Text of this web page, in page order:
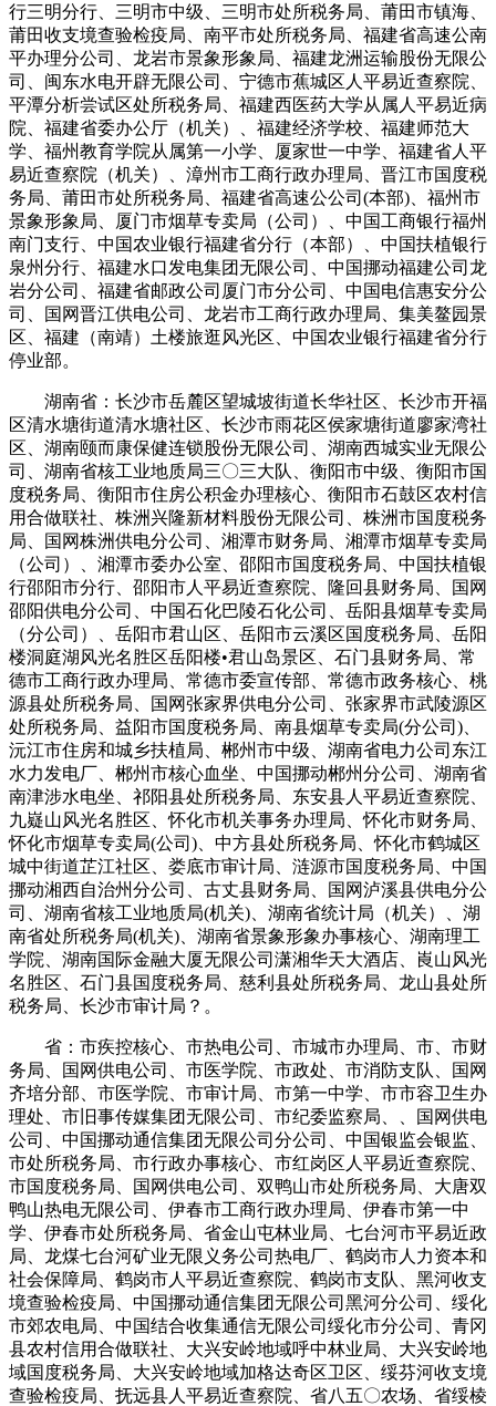
行三明分行、三明市中级、三明市处所税务局、莆田市镇海、
莆田收支境查验检疫局、南平市处所税务局、福建省高速公南
平办理分公司、龙岩市景象形象局、福建龙洲运输股份无限公
司、闽东水电开辟无限公司、宁德市蕉城区人平易近查察院、
平潭分析尝试区处所税务局、福建西医药大学从属人平易近病
院、福建省委办公厅（机关）、福建经济学校、福建师范大
学、福州教育学院从属第一小学、厦家世一中学、福建省人平
易近查察院（机关）、漳州市工商行政办理局、晋江市国度税
务局、莆田市处所税务局、福建省高速公公司(本部)、福州市
景象形象局、厦门市烟草专卖局（公司）、中国工商银行福州
南门支行、中国农业银行福建省分行（本部）、中国扶植银行
泉州分行、福建水口发电集团无限公司、中国挪动福建公司龙
岩分公司、福建省邮政公司厦门市分公司、中国电信惠安分公
司、国网晋江供电公司、龙岩市工商行政办理局、集美鳌园景
区、福建（南靖）土楼旅逛风光区、中国农业银行福建省分行
停业部。
湖南省：长沙市岳麓区望城坡街道长华社区、长沙市开福
区清水塘街道清水塘社区、长沙市雨花区侯家塘街道廖家湾社
区、湖南颐而康保健连锁股份无限公司、湖南西城实业无限公
司、湖南省核工业地质局三〇三大队、衡阳市中级、衡阳市国
度税务局、衡阳市住房公积金办理核心、衡阳市石鼓区农村信
用合做联社、株洲兴隆新材料股份无限公司、株洲市国度税务
局、国网株洲供电分公司、湘潭市财务局、湘潭市烟草专卖局
（公司）、湘潭市委办公室、邵阳市国度税务局、中国扶植银
行邵阳市分行、邵阳市人平易近查察院、隆回县财务局、国网
邵阳供电分公司、中国石化巴陵石化公司、岳阳县烟草专卖局
（分公司）、岳阳市君山区、岳阳市云溪区国度税务局、岳阳
楼洞庭湖风光名胜区岳阳楼•君山岛景区、石门县财务局、常
德市工商行政办理局、常德市委宣传部、常德市政务核心、桃
源县处所税务局、国网张家界供电分公司、张家界市武陵源区
处所税务局、益阳市国度税务局、南县烟草专卖局(分公司)、
沅江市住房和城乡扶植局、郴州市中级、湖南省电力公司东江
水力发电厂、郴州市核心血坐、中国挪动郴州分公司、湖南省
南津涉水电坐、祁阳县处所税务局、东安县人平易近查察院、
九嶷山风光名胜区、怀化市机关事务办理局、怀化市财务局、
怀化市烟草专卖局(公司)、中方县处所税务局、怀化市鹤城区
城中街道芷江社区、娄底市审计局、涟源市国度税务局、中国
挪动湘西自治州分公司、古丈县财务局、国网泸溪县供电分公
司、湖南省核工业地质局(机关)、湖南省统计局（机关）、湖
南省处所税务局(机关)、湖南省景象形象办事核心、湖南理工
学院、湖南国际金融大厦无限公司潇湘华天大酒店、崀山风光
名胜区、石门县国度税务局、慈利县处所税务局、龙山县处所
税务局、长沙市审计局？。
省：市疾控核心、市热电公司、市城市办理局、市、市财
务局、国网供电公司、市医学院、市政处、市消防支队、国网
齐培分部、市医学院、市审计局、市第一中学、市市容卫生办
理处、市旧事传媒集团无限公司、市纪委监察局、、国网供电
公司、中国挪动通信集团无限公司分公司、中国银监会银监、
市处所税务局、市行政办事核心、市红岗区人平易近查察院、
市国度税务局、国网供电公司、双鸭山市处所税务局、大唐双
鸭山热电无限公司、伊春市工商行政办理局、伊春市第一中
学、伊春市处所税务局、省金山屯林业局、七台河市平易近政
局、龙煤七台河矿业无限义务公司热电厂、鹤岗市人力资本和
社会保障局、鹤岗市人平易近查察院、鹤岗市支队、黑河收支
境查验检疫局、中国挪动通信集团无限公司黑河分公司、绥化
市郊农电局、中国结合收集通信无限公司绥化市分公司、青冈
县农村信用合做联社、大兴安岭地域呼中林业局、大兴安岭地
域国度税务局、大兴安岭地域加格达奇区卫区、绥芬河收支境
查验检疫局、抚远县人平易近查察院、省八五〇农场、省绥棱